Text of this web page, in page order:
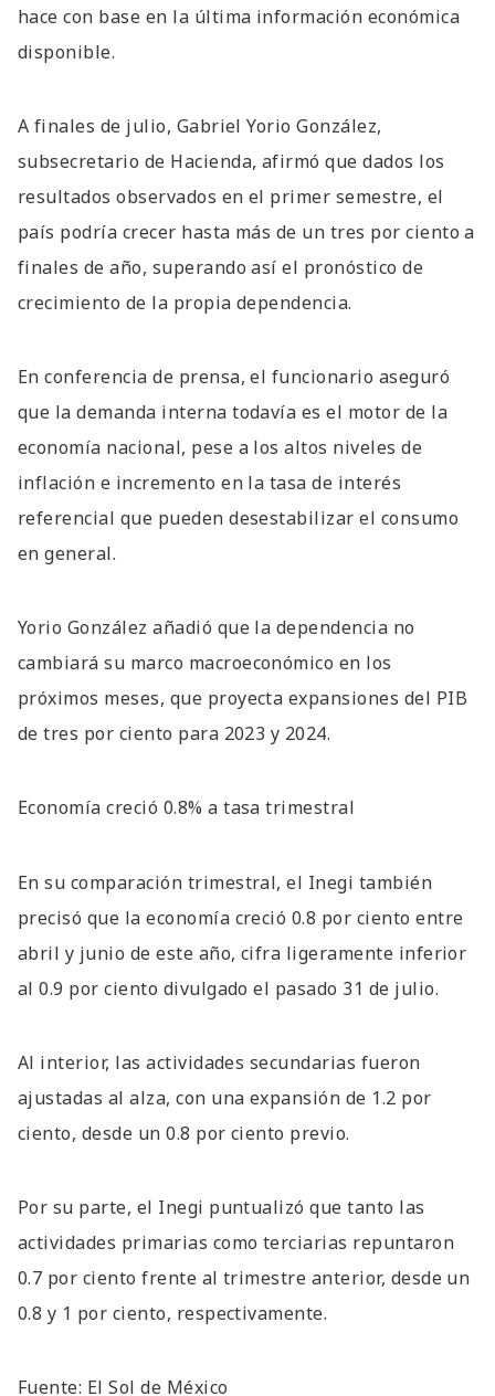
hace con base en la última información económica
disponible.
A finales de julio, Gabriel Yorio González,
subsecretario de Hacienda, afirmó que dados los
resultados observados en el primer semestre, el
país podría crecer hasta más de un tres por ciento a
finales de año, superando así el pronóstico de
crecimiento de la propia dependencia.
En conferencia de prensa, el funcionario aseguró
que la demanda interna todavía es el motor de la
economía nacional, pese a los altos niveles de
inflación e incremento en la tasa de interés
referencial que pueden desestabilizar el consumo
en general.
Yorio González añadió que la dependencia no
cambiará su marco macroeconómico en los
próximos meses, que proyecta expansiones del PIB
de tres por ciento para 2023 y 2024.
Economía creció 0.8% a tasa trimestral
En su comparación trimestral, el Inegi también
precisó que la economía creció 0.8 por ciento entre
abril y junio de este año, cifra ligeramente inferior
al 0.9 por ciento divulgado el pasado 31 de julio.
Al interior, las actividades secundarias fueron
ajustadas al alza, con una expansión de 1.2 por
ciento, desde un 0.8 por ciento previo.
Por su parte, el Inegi puntualizó que tanto las
actividades primarias como terciarias repuntaron
0.7 por ciento frente al trimestre anterior, desde un
0.8 y 1 por ciento, respectivamente.
Fuente: El Sol de México